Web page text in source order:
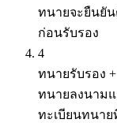
ทนายจะยืนยั
ก่อนรับรอง
4
ทนายรับรอง
ทนายลงนามแ
ทะเบียนทนา